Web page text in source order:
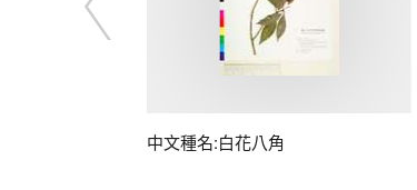
中文種名:白花八角